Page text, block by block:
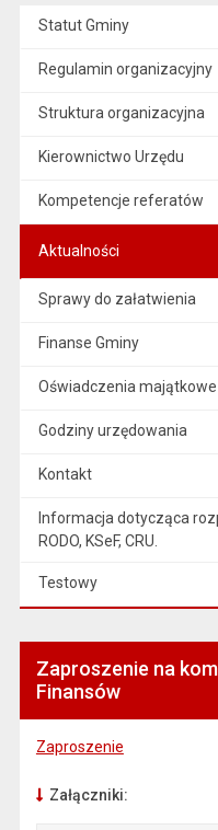
Statut Gminy
Regulamin organizacyjny
Struktura organizacyjna
Kierownictwo Urzędu
Kompetencje referatów
Aktualności
Sprawy do załatwienia
Finanse Gminy
Oświadczenia majątkowe
Godziny urzędowania
Kontakt
Informacja dotycząca
RODO, KSeF, CRU.
Testowy
Zaproszenie na
Finansów
Zaproszenie
Załączniki: